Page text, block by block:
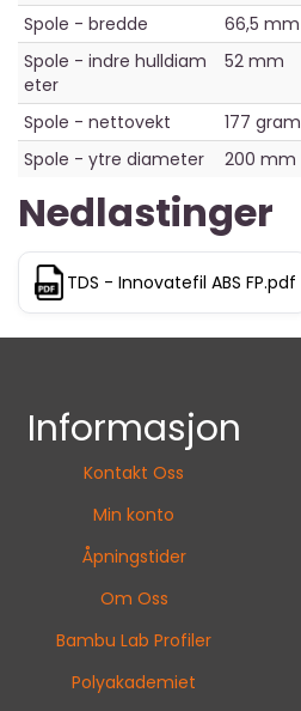
Spole - bredde
66,5 mm
Spole - indre hulldiam
eter
52 mm
Spole - nettovekt
177 gram
Spole - ytre diameter
200 mm
Nedlastinger
TDS - Innovatefil ABS FP.pdf
Informasjon
Kontakt Oss
Min konto
Åpningstider
Om Oss
Bambu Lab Profiler
Polyakademiet